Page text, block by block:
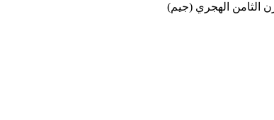
الثامن الهجري (جيم)